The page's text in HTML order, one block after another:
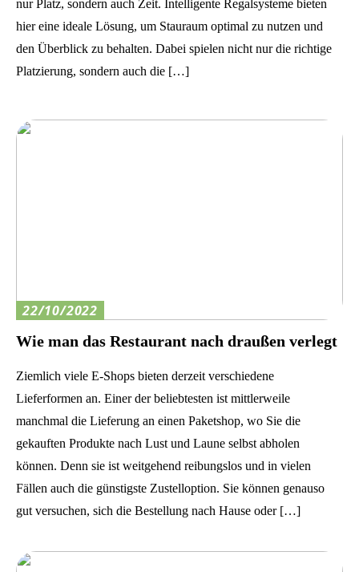
nur Platz, sondern auch Zeit. Intelligente Regalsysteme bieten
hier eine ideale Lösung, um Stauraum optimal zu nutzen und
den Überblick zu behalten. Dabei spielen nicht nur die richtige
Platzierung, sondern auch die […]
22/10/2022
Wie man das Restaurant nach draußen verlegt
Ziemlich viele E-Shops bieten derzeit verschiedene
Lieferformen an. Einer der beliebtesten ist mittlerweile
manchmal die Lieferung an einen Paketshop, wo Sie die
gekauften Produkte nach Lust und Laune selbst abholen
können. Denn sie ist weitgehend reibungslos und in vielen
Fällen auch die günstigste Zustelloption. Sie können genauso
gut versuchen, sich die Bestellung nach Hause oder […]